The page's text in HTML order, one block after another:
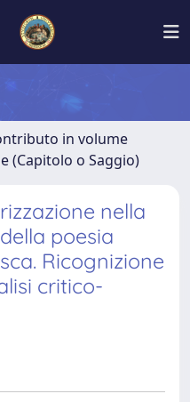
in volume
(Capitolo o Saggio)
nella
poesia
Ricognizione
critico-